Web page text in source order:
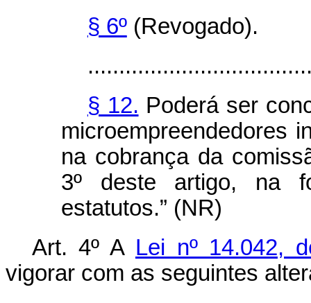
§ 6º(Revogado).
§ 12. Poderá ser
microempreendedores
na cobrança da
3º deste artigo, na
estatutos.” (NR)
Art. 4º A Lei nº 14.042,
vigorar com as seguintes